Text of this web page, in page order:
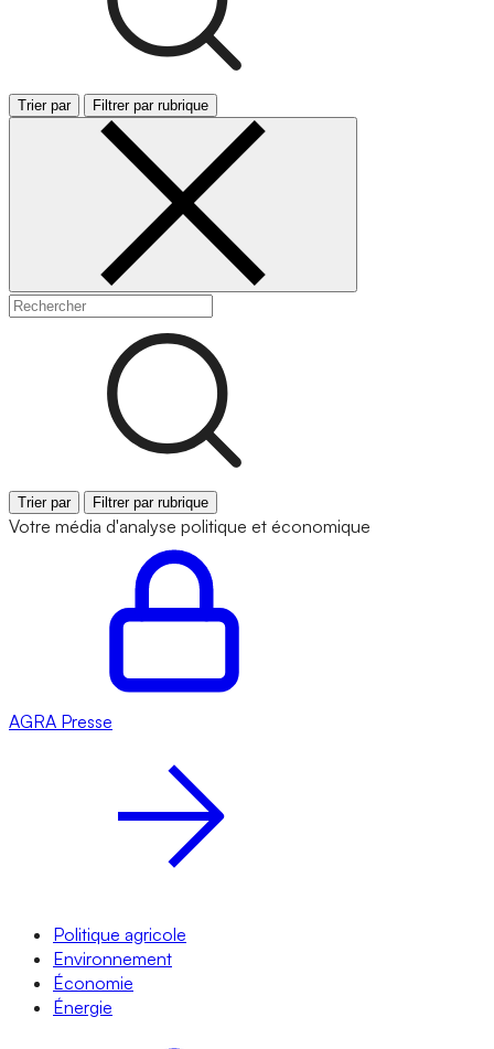
Trier par Filtrer par rubrique
Trier par Filtrer par rubrique
Votre média d'analyse politique et économique
AGRA Presse
Politique agricole
Environnement
Économie
Énergie